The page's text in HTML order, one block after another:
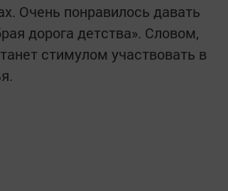
Очень понравилось давать
дорога детства». Словом,
стимулом участвовать в